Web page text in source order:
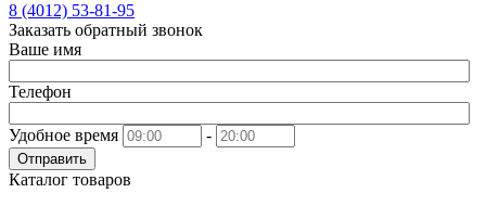
8 (4012) 53-81-95
Заказать обратный звонок
Ваше имя
Телефон
Удобное время -
Отправить
Каталог товаров